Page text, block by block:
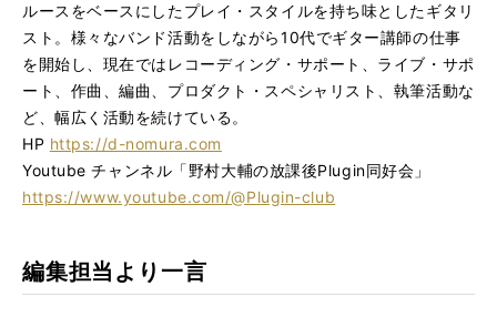
ルースをベースにしたプレイ・スタイルを持ち味としたギタリ
スト。様々なバンド活動をしながら10代でギター講師の仕事
を開始し、現在ではレコーディング・サポート、ライブ・サポ
ート、作曲、編曲、プロダクト・スペシャリスト、執筆活動な
ど、幅広く活動を続けている。
HP https://d-nomura.com
Youtube チャンネル「野村大輔の放課後Plugin同好会」
https://www.youtube.com/@Plugin-club
編集担当より一言